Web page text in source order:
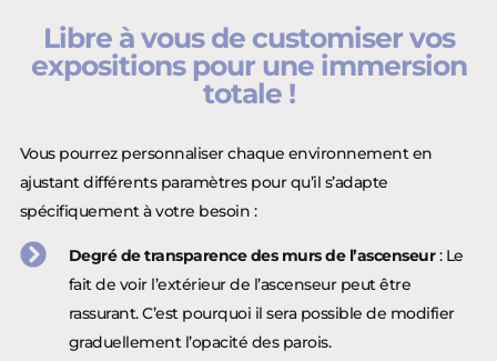
Libre à vous de customiser vos
expositions pour une immersion
totale !
Vous pourrez personnaliser chaque environnement en
ajustant différents paramètres pour qu’il s’adapte
spécifiquement à votre besoin :
Degré de transparence des murs de l’ascenseur: Le
fait de voir l’extérieur de l’ascenseur peut être
rassurant. C’est pourquoi il sera possible de modifier
graduellement l’opacité des parois.